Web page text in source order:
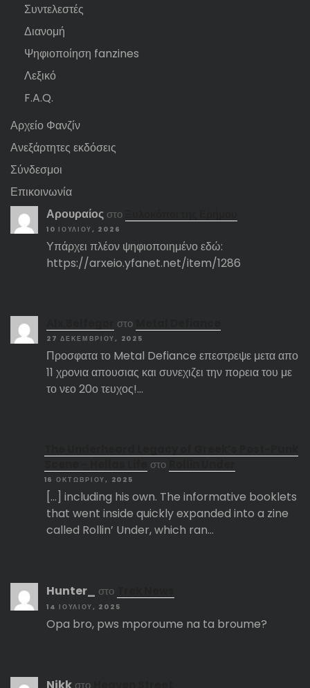
Συντελεστές
Διανομή
Ψηφιοποίηση fanzines
Λεξικό
F.A.Q.
Αρχείο Φανζίν
Ανεξάρτητες εκδόσεις
Σύνδεσμοι
Επικοινωνία
Αρουραίος στο
10 ΙΟΥΛΊΟΥ, 2026
Υπάρχει πλέον ψηφιοποιημένο εδώ:
https://arxeio.yfanet.net/item/1286
στο
27 ΔΕΚΕΜΒΡΊΟΥ, 2025
Προσφατα το Metal Defiance επεστρεψε μετα απο
11 χρονια απουσιας και συνεχιζει την πορεια του με
το νεο 20ο τευχος!…
στο
16 ΟΚΤΩΒΡΊΟΥ, 2025
[…] including his own. The informative booklets
that went inside quickly expanded into a zine
called Rollin’ Under, which ran…
Hunter_ στο
14 ΙΟΥΛΊΟΥ, 2025
Opa bro, pws mporoume na ta broume?
Nikk στο